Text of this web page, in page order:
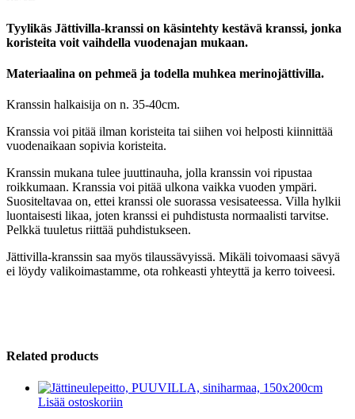
Tyylikäs Jättivilla-kranssi on käsintehty kestävä kranssi, jonka
koristeita voit vaihdella vuodenajan mukaan.
Materiaalina on pehmeä ja todella muhkea merinojättivilla.
Kranssin halkaisija on n. 35-40cm.
Kranssia voi pitää ilman koristeita tai siihen voi helposti kiinnittää
vuodenaikaan sopivia koristeita.
Kranssin mukana tulee juuttinauha, jolla kranssin voi ripustaa
roikkumaan. Kranssia voi pitää ulkona vaikka vuoden ympäri.
Suositeltavaa on, ettei kranssi ole suorassa vesisateessa. Villa hylkii
luontaisesti likaa, joten kranssi ei puhdistusta normaalisti tarvitse.
Pelkkä tuuletus riittää puhdistukseen.
Jättivilla-kranssin saa myös tilaussävyissä. Mikäli toivomaasi sävyä
ei löydy valikoimastamme, ota rohkeasti yhteyttä ja kerro toiveesi.
Related products
Lisää ostoskoriin